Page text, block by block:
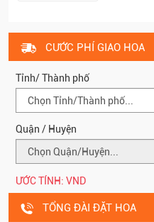
CƯỚC PHÍ GIAO HOA
Tỉnh/ Thành phố
Quận / Huyện
ƯỚC TÍNH: VND
TỔNG ĐÀI ĐẶT HOA